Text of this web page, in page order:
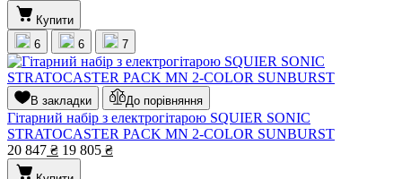
Купити
6
6 7
В закладки До порівняння
Гітарний набір з електрогітарою SQUIER SONIC
STRATOCASTER PACK MN 2-COLOR SUNBURST
20 847 ₴ 19 805 ₴